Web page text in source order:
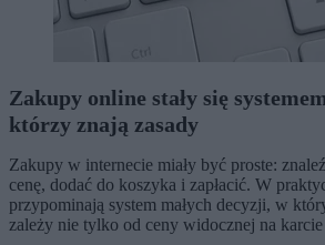
Zakupy online stały się
którzy znają zasady
Zakupy w internecie miały być proste:
cenę, dodać do koszyka i zapłacić. W
przypominają system małych decyzji, w
zależy nie tylko od ceny widocznej na